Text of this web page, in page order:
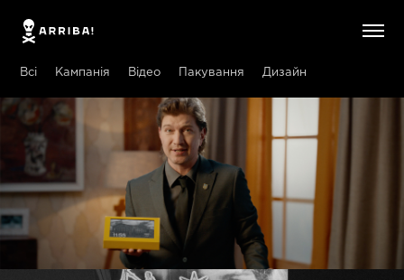
Всі Кампанія Відео Пакування Дизайн